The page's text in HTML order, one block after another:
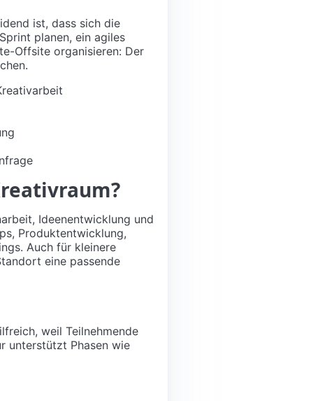
ist, dass sich die
planen, ein agiles
Offsite organisieren: Der
Ideenentwicklung und
Produktentwicklung,
Auch für kleinere
eine passende
weil Teilnehmende
unterstützt Phasen wie